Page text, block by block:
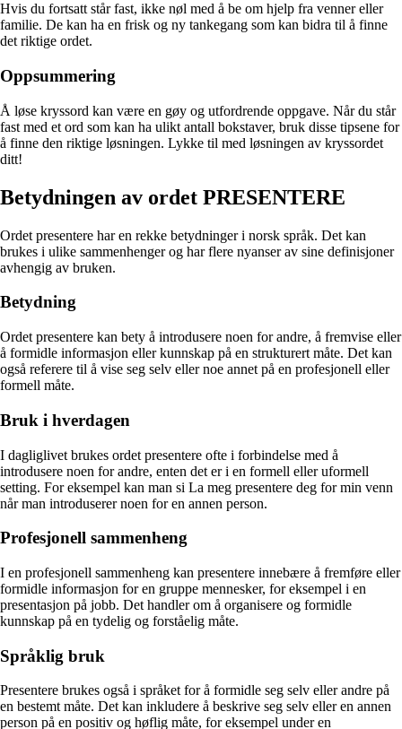
Hvis du fortsatt står fast, ikke nøl med å be om hjelp fra venner eller
familie. De kan ha en frisk og ny tankegang som kan bidra til å finne
det riktige ordet.
Oppsummering
Å løse kryssord kan være en gøy og utfordrende oppgave. Når du står
fast med et ord som kan ha ulikt antall bokstaver, bruk disse tipsene for
å finne den riktige løsningen. Lykke til med løsningen av kryssordet
ditt!
Betydningen av ordet PRESENTERE
Ordet presentere har en rekke betydninger i norsk språk. Det kan
brukes i ulike sammenhenger og har flere nyanser av sine definisjoner
avhengig av bruken.
Betydning
Ordet presentere kan bety å introdusere noen for andre, å fremvise eller
å formidle informasjon eller kunnskap på en strukturert måte. Det kan
også referere til å vise seg selv eller noe annet på en profesjonell eller
formell måte.
Bruk i hverdagen
I dagliglivet brukes ordet presentere ofte i forbindelse med å
introdusere noen for andre, enten det er i en formell eller uformell
setting. For eksempel kan man si La meg presentere deg for min venn
når man introduserer noen for en annen person.
Profesjonell sammenheng
I en profesjonell sammenheng kan presentere innebære å fremføre eller
formidle informasjon for en gruppe mennesker, for eksempel i en
presentasjon på jobb. Det handler om å organisere og formidle
kunnskap på en tydelig og forståelig måte.
Språklig bruk
Presentere brukes også i språket for å formidle seg selv eller andre på
en bestemt måte. Det kan inkludere å beskrive seg selv eller en annen
person på en positiv og høflig måte, for eksempel under en